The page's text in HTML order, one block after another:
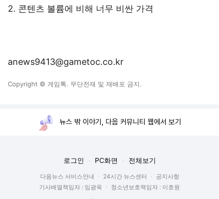
2. 콘텐츠 볼륨에 비해 너무 비싼 가격
anews9413@gametoc.co.kr
Copyright © 게임톡. 무단전재 및 재배포 금지.
뉴스 밖 이야기, 다음 커뮤니티 웹에서 보기
로그인 PC화면 전체보기
다음뉴스 서비스안내 24시간 뉴스센터
공지사항
기사배열책임자 : 임광욱
청소년보호책임자 : 이호원